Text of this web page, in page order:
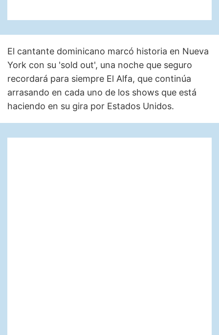
El cantante dominicano marcó historia en Nueva
York con su 'sold out', una noche que seguro
recordará para siempre El Alfa, que continúa
arrasando en cada uno de los shows que está
haciendo en su gira por Estados Unidos.